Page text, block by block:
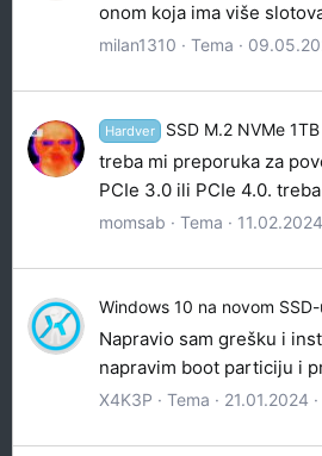
onom koja ima više
milan1310 Tema
Hardver SSD M.2 NVMe
treba mi preporuka za
PCIe 3.0 ili PCIe 4.0.
momsab Tema 11.02.2024
Windows 10 na novom
Napravio sam grešku i
napravim boot particiju i
X4K3P Tema 21.01.2024